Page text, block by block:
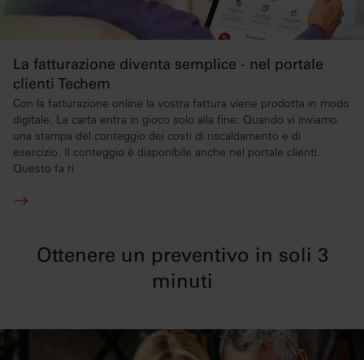
La fatturazione diventa semplice - nel portale
clienti Techem
Con la fatturazione online la vostra fattura viene prodotta in modo
digitale. La carta entra in gioco solo alla fine: Quando vi inviamo
una stampa del conteggio dei costi di riscaldamento e di
esercizio. Il conteggio è disponibile anche nel portale clienti.
Questo fa ri
Ottenere un preventivo in soli 3
minuti